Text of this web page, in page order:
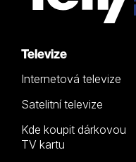
Televize
Internetová televize
Satelitní televize
Kde koupit dárkovou
TV kartu